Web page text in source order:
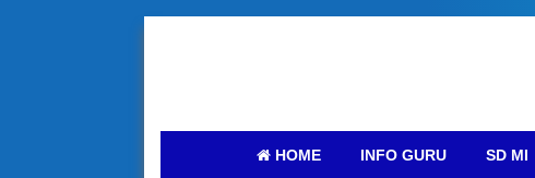
HOME INFO GURU SD MI